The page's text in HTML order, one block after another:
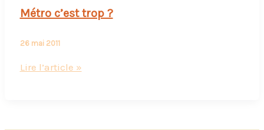
Métro c’est trop ?
26 mai 2011
Métro
Lire l’article »